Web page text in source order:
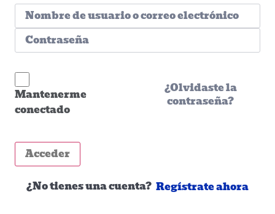
Mantenerme
conectado
¿Olvidaste la
contraseña?
Acceder
¿No tienes una cuenta? Regístrate ahora